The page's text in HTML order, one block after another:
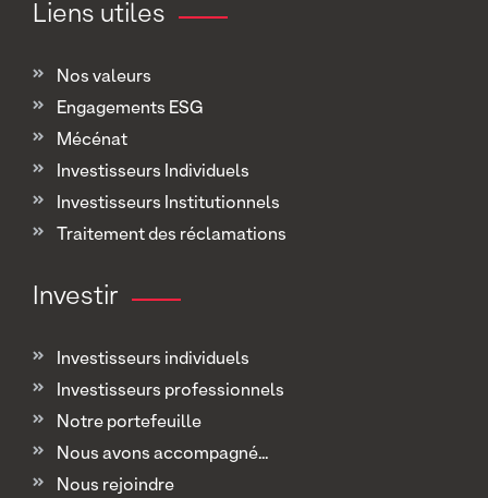
Liens utiles
Nos valeurs
Engagements ESG
Mécénat
Investisseurs Individuels
Investisseurs Institutionnels
Traitement des réclamations
Investir
Investisseurs individuels
Investisseurs professionnels
Notre portefeuille
Nous avons accompagné...
Nous rejoindre